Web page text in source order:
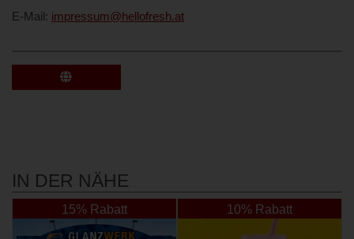
E-Mail: impressum@hellofresh.at
IN DER NÄHE
15% Rabatt 10% Rabatt